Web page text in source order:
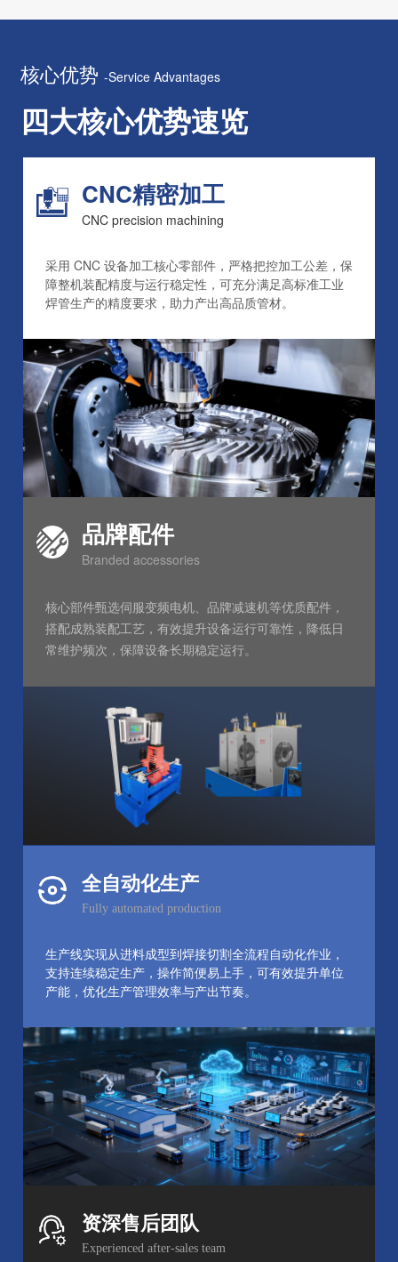
核心优势 -Service Advantages
四大核心优势速览
CNC精密加工
CNC precision machining
采用 CNC 设备加工核心零部件，严格把控加工公差，保
障整机装配精度与运行稳定性，可充分满足高标准工业
焊管生产的精度要求，助力产出高品质管材。
品牌配件
Branded accessories
核心部件甄选伺服变频电机、品牌减速机等优质配件，
搭配成熟装配工艺，有效提升设备运行可靠性，降低日
常维护频次，保障设备长期稳定运行。
全自动化生产
Fully automated production
生产线实现从进料成型到焊接切割全流程自动化作业，
支持连续稳定生产，操作简便易上手，可有效提升单位
产能，优化生产管理效率与产出节奏。
资深售后团队
Experienced after-sales team